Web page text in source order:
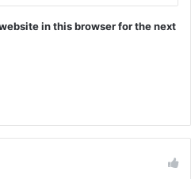
in this browser for the next